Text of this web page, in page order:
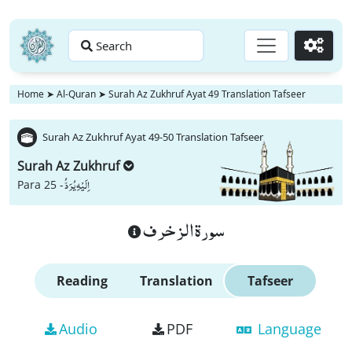
Search Go
Home ➤ Al-Quran ➤ Surah Az Zukhruf Ayat 49 Translation Tafseer
Surah Az Zukhruf Ayat 49-50 Translation Tafseer
Surah Az Zukhruf
Para 25 -اِلَیْهِ یُرَدُّ
سورة الزخرف
Reading Translation Tafseer
Audio PDF Language